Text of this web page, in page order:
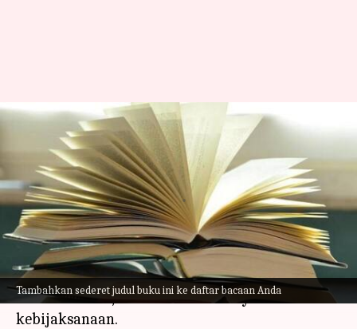
Tambahkan sederet judul buku ini ke daftar bacaan Anda
Berikut Adalah Rekomendasi
Buku Filosofis Terbaik Dari
Selebriti Favorit Anda
menulis Handoko Feb 29, 2024 10:40 am
Apa ceritanya
Filsafat telah memikat para pemikir selama
berabad-abad, menawarkan kekayaan akan
kebijaksanaan.